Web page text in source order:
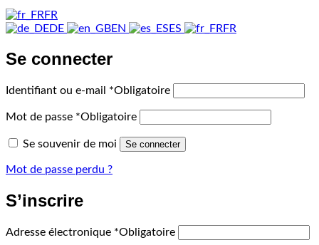
FR
DE
EN ES FR
Se connecter
Identifiant ou e-mail *Obligatoire
Mot de passe *Obligatoire
Se souvenir de moi Se connecter
Mot de passe perdu ?
S’inscrire
Adresse électronique *Obligatoire